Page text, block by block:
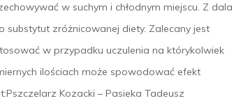
w suchym i chłodnym miejscu. Z dala
substytut zróżnicowanej diety. Zalecany jest
w przypadku uczulenia na którykolwiek
ilościach może spowodować efekt
Kozacki – Pasieka Tadeusz